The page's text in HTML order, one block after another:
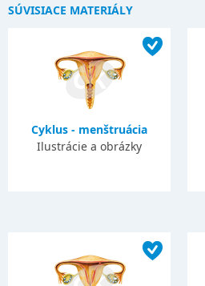
SÚVISIACE MATERIÁLY
Cyklus - menštruácia
Ilustrácie a obrázky